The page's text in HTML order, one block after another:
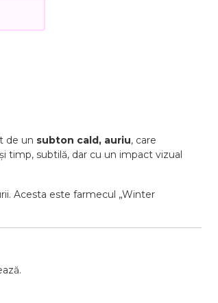
de un subton cald, auriu, care
timp, subtilă, dar cu un impact vizual
Acesta este farmecul „Winter